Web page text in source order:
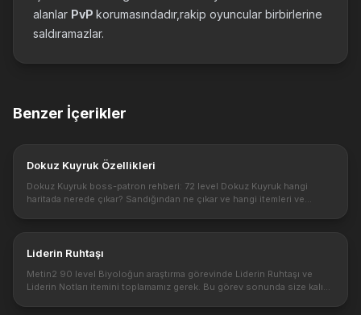
alanlar PvP korumasındadır,rakip oyuncular birbirlerine
saldıramazlar.
Benzer İçerikler
Dokuz Kuyruk Özellikleri
Dokuz Kuyruk boss-patron rehberi: 72 level Dokuz Kuyruk hangi
haritada nerede çıkar? Sandığından ne çıkar ve hangi itemleri ve
Liderin Ruhtaşı
Metin2 90 level Biyoloğun araştırma görevinde Liderin Ruhtaşı ve
Liderin Notları itemini toplamamız gerek. Bu görev sonunda size kalıcı